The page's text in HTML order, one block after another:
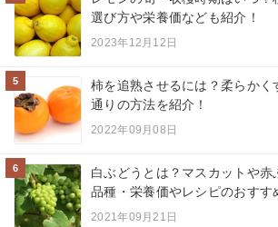
選び方や栄養価なども紹介！
2023年12月12日
5
柿を追熟させるには？柔らかく
通りの方法を紹介！
2022年09月08日
6
白ぶどうとは？マスカットや赤
品種・栄養価やレシピのおすす
2021年09月21日